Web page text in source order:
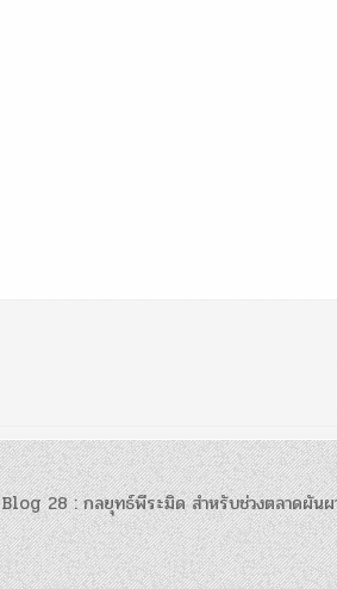
Blog 28 : กลยุทธ์พีระมิด สำหรับช่วงตลาดผันผ